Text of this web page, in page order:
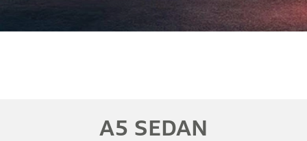
e concordo em receber
comunicações da concessionária.
A5 SEDAN